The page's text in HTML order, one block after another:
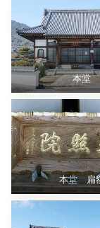
本堂
本堂 扁